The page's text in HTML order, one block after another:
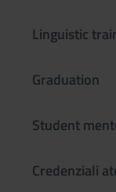
Linguistic
Graduation
Student
Credenziali